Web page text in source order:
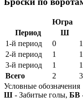
Югра
Период
Ш
1-й период
0
2-й период
1
3-й период
1
Всего
2
Условные обозначения
Ш - Забитые голы, БВ